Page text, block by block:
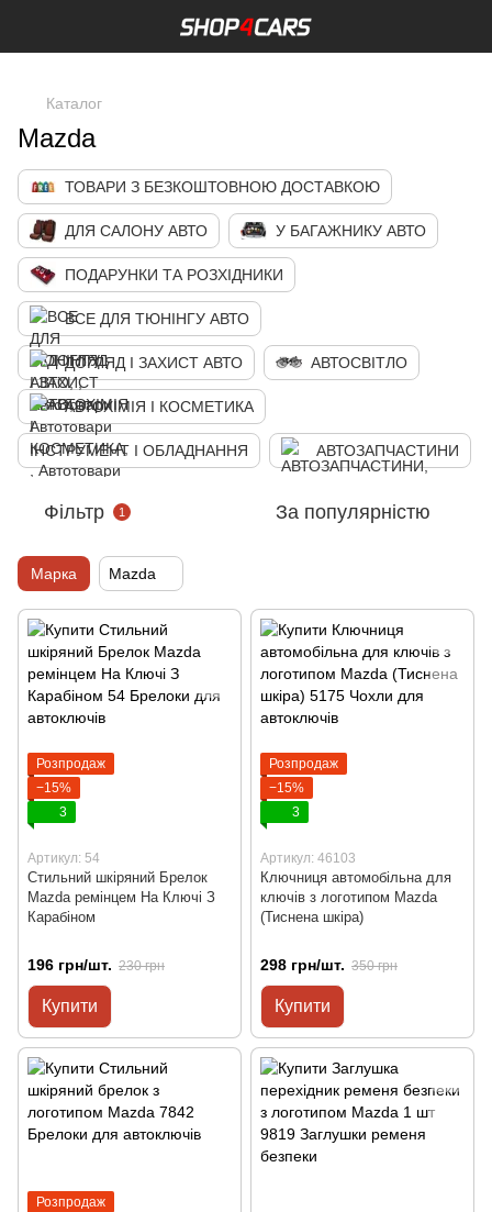
Каталог
Mazda
ТОВАРИ З БЕЗКОШТОВНОЮ ДОСТАВКОЮ
ДЛЯ САЛОНУ АВТО У БАГАЖНИКУ АВТО
ПОДАРУНКИ ТА РОЗХІДНИКИ
ВСЕ ДЛЯ ТЮНІНГУ АВТО
ДОГЛЯД І ЗАХИСТ АВТО АВТОСВІТЛО
АВТОХІМІЯ І КОСМЕТИКА
ІНСТРУМЕНТ І ОБЛАДНАННЯ АВТОЗАПЧАСТИНИ
Фільтр 1 За популярністю
Марка Mazda
Розпродаж
−15%
3
Артикул: 54
Стильний шкіряний Брелок
Mazda ремінцем На Ключі З
Карабіном
196 грн/шт. 230 грн
Купити
Розпродаж
−15%
3
Артикул: 46103
Ключниця автомобільна для
ключів з логотипом Mazda
(Тиснена шкіра)
298 грн/шт. 350 грн
Купити
Розпродаж